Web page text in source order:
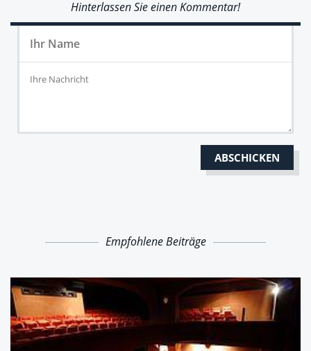
Hinterlassen Sie einen Kommentar!
Empfohlene Beiträge